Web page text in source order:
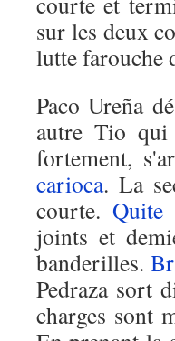
sur les deux
lutte farouche
Paco Ureña
autre Tio qui
fortement,
carioca. La
courte.Quite
joints et
banderilles.
Pedraza sort
charges sont